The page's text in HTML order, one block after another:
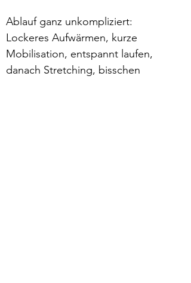
Ablauf ganz unkompliziert:
Lockeres Aufwärmen, kurze
Mobilisation, entspannt laufen,
danach Stretching, bisschen